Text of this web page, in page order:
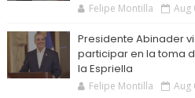
Felipe Montilla Aug
Presidente Abinader
participar en la toma
la Espriella
Felipe Montilla Aug